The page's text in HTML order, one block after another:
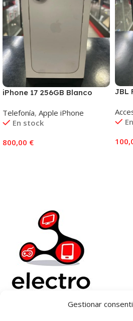
Gestionar
iPhone 17 256GB Blanco
Telefonía, Apple iPhone
En stock
800,00 €
JBL